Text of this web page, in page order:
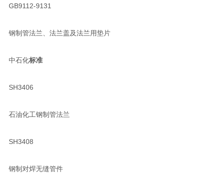
GB9112-9131
钢制管法兰、法兰盖及法兰用垫片
中石化标准
SH3406
石油化工钢制管法兰
SH3408
钢制对焊无缝管件